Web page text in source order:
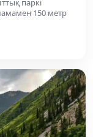
паркі
150 метр